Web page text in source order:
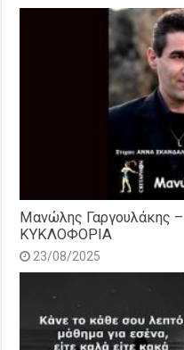
Μανώλης Γαργουλάκης
ΚΥΚΛΟΦΟΡΙΑ
23/08/2025